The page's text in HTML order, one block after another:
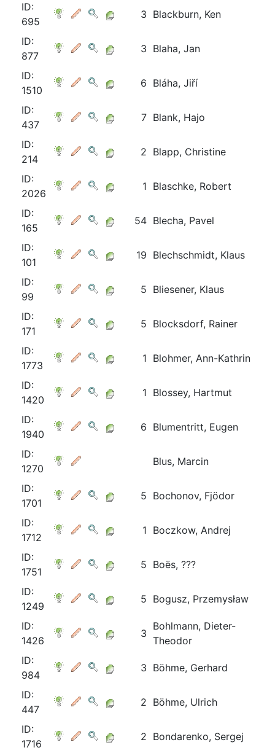
ID:
695
3 Blackburn, Ken
ID:
877
3 Blaha, Jan
ID:
1510
6 Bláha, Jiří
ID:
437
7 Blank, Hajo
ID:
214
2 Blapp, Christine
ID:
2026
1 Blaschke, Robert
ID:
165
54 Blecha, Pavel
ID:
101
19 Blechschmidt, Klaus
ID:
99
5 Bliesener, Klaus
ID:
171
5 Blocksdorf, Rainer
ID:
1773
1 Blohmer, Ann-Kathrin
ID:
1420
1 Blossey, Hartmut
ID:
1940
6 Blumentritt, Eugen
ID:
1270
Blus, Marcin
ID:
1701
5 Bochonov, Fjödor
ID:
1712
1 Boczkow, Andrej
ID:
1751
5 Boës, ???
ID:
1249
5 Bogusz, Przemysław
ID:
1426
3
Bohlmann, Dieter-
Theodor
ID:
984
3 Böhme, Gerhard
ID:
447
2 Böhme, Ulrich
ID:
1716
2 Bondarenko, Sergej